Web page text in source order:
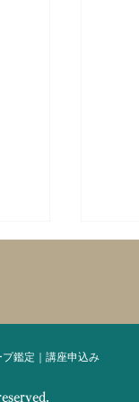
鑑定｜講座申込み